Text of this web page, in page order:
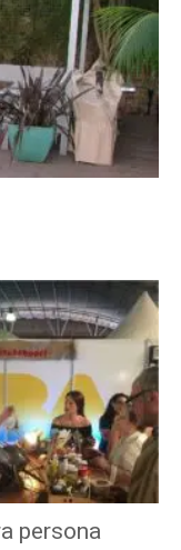
persona